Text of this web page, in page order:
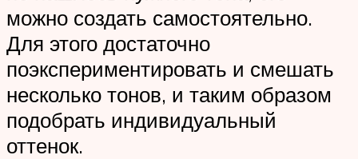
можно создать самостоятельно.
Для этого достаточно
поэкспериментировать и смешать
несколько тонов, и таким образом
подобрать индивидуальный
оттенок.